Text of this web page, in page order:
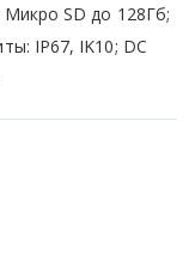
Микро SD до 128Гб;
IP67, IK10; DC